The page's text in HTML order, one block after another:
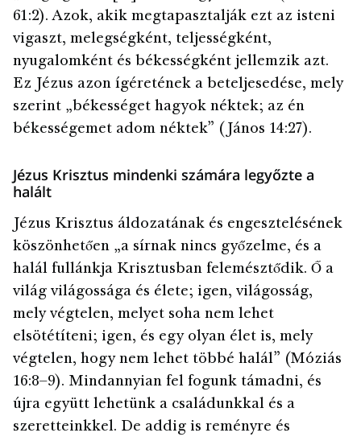
61:2). Azok, akik megtapasztalják ezt az isteni
vigaszt, melegségként, teljességként,
nyugalomként és békességként jellemzik azt.
Ez Jézus azon ígéretének a beteljesedése, mely
szerint „békességet hagyok néktek; az én
békességemet adom néktek” (János 14:27).
Jézus Krisztus mindenki számára legyőzte a
halált
Jézus Krisztus áldozatának és engesztelésének
köszönhetően „a sírnak nincs győzelme, és a
halál fullánkja Krisztusban felemésztődik. Ő a
világ világossága és élete; igen, világosság,
mely végtelen, melyet soha nem lehet
elsötétíteni; igen, és egy olyan élet is, mely
végtelen, hogy nem lehet többé halál” (Móziás
16:8–9). Mindannyian fel fogunk támadni, és
újra együtt lehetünk a családunkkal és a
szeretteinkkel. De addig is reményre és